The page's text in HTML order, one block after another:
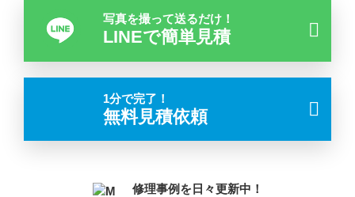
写真を撮って送るだけ！
LINEで簡単見積
1分で完了！
無料見積依頼
修理事例を日々更新中！